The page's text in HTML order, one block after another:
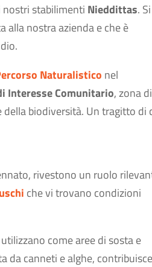
nostri stabilimenti Nieddittas. Si
alla nostra azienda e che è
Naturalistico nel
Interesse Comunitario, zona di
biodiversità. Un tragitto di
rivestono un ruolo
che vi trovano condizioni
come aree di sosta e
da canneti e alghe,